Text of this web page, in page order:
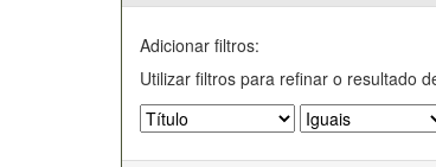
Adicionar filtros:
Utilizar filtros para refinar o resultado